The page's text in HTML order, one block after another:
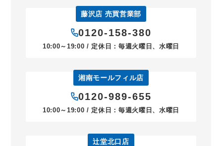
藤沢店 売買営業部
0120-158-380
10:00～19:00 / 定休日：毎週火曜日、水曜日
湘南モールフィル店
0120-989-655
10:00～19:00 / 定休日：毎週火曜日、水曜日
辻堂北口店